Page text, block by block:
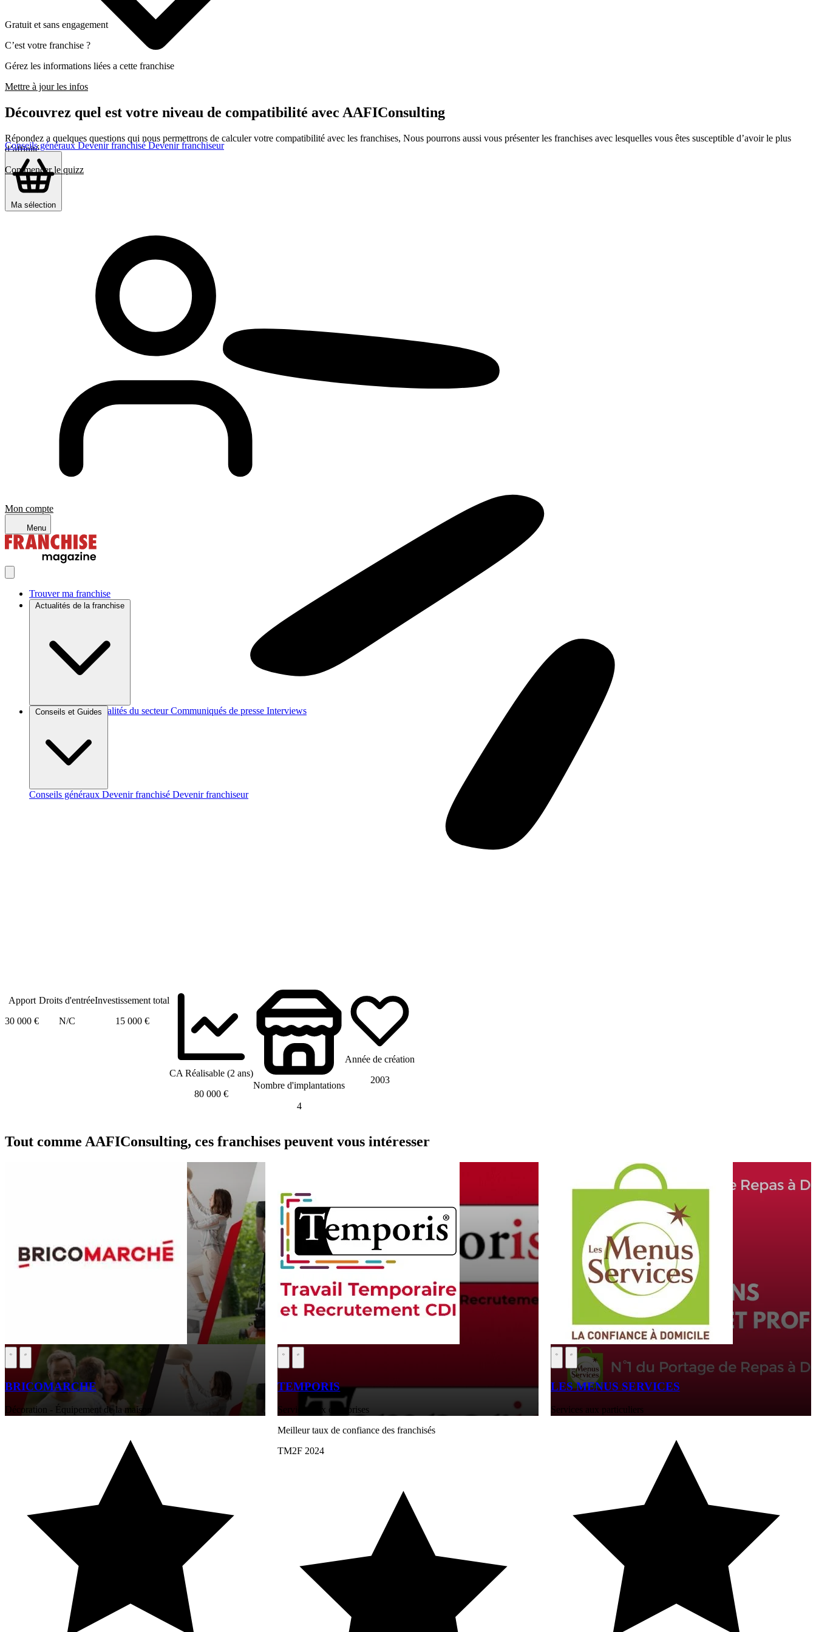
Conseils généraux Devenir franchisé Devenir franchiseur
Ma sélection
Mon compte
Menu
Trouver ma franchise
Actualités de la franchise
Brèves et actus Actualités du secteur Communiqués de presse Interviews
Conseils et Guides
Conseils généraux Devenir franchisé Devenir franchiseur
Gratuit et sans engagement
C’est votre franchise ?
Gérez les informations liées a cette franchise
Mettre à jour les infos
Découvrez quel est votre niveau de compatibilité avec AAFIConsulting
Répondez a quelques questions qui nous permettrons de calculer votre compatibilité avec les franchises, Nous pourrons aussi vous présenter les franchises avec lesquelles vous êtes susceptible d’avoir le plus
d’affinité
Commencer le quizz
Apport
30 000 €
Droits d'entrée
N/C
Investissement total
15 000 €
CA Réalisable (2 ans)
80 000 €
Nombre d'implantations
4
Année de création
2003
Tout comme AAFIConsulting, ces franchises peuvent vous intéresser
BRICOMARCHE
Décoration - Équipement de la maison
TEMPORIS
Services aux entreprises
Meilleur taux de confiance des franchisés
TM2F 2024
LES MENUS SERVICES
Services aux particuliers